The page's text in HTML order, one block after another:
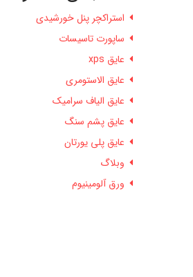
استراکچر پنل خورشیدی
ساپورت تاسیسات
عایق xps
عایق الاستومری
عایق الیاف سرامیک
عایق پشم سنگ
عایق پلی یورتان
وبلاگ
ورق آلومینیوم